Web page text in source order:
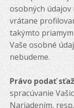
osobných
vrátane
takýmto
Vaše osobné
nebudeme.
Právo podať
spracúvanie
Nariadením,